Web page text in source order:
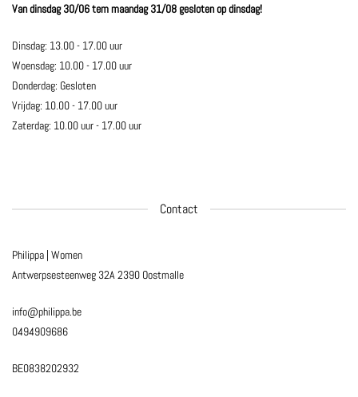
Contact
Philippa | Women
Antwerpsesteenweg 32A2390 Oostmalle
info@philippa.be
0494909686
BE0838202932
Van dinsdag 30/06 tem maandag 31/08 gesloten op dinsdag!
Dinsdag: 13.00 - 17.00 uur
Woensdag: 10.00 - 17.00 uur
Donderdag: Gesloten
Vrijdag: 10.00 - 17.00 uur
Zaterdag: 10.00 uur - 17.00 uur